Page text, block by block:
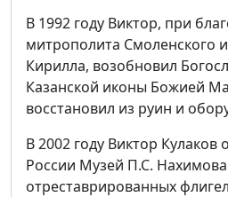
В 1992 году Виктор, при
митрополита Смоленского
Кирилла, возобновил
Казанской иконы Божией
восстановил из руин и
В 2002 году Виктор
России Музей П.С.
отреставрированных